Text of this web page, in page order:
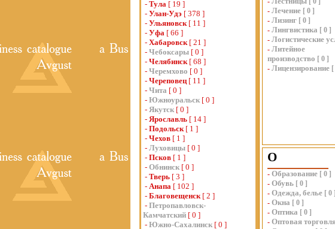
- Тула [ 19 ]
- Улан-Удэ [ 378 ]
- Ульяновск[ 11 ]
- Уфа [ 66 ]
- Хабаровск[ 21 ]
- Чебоксары [ 0 ]
- Челябинск[ 68 ]
- Черемхово [ 0 ]
- Череповец[ 11 ]
- Чита [ 0 ]
- Южноуральск [ 0 ]
- Якутск [ 0 ]
- Ярославль [ 14 ]
- Подольск[ 1 ]
- Чехов [ 1 ]
- Луховицы [ 0 ]
- Псков [ 1 ]
- Обнинск [ 0 ]
- Тверь [ 3 ]
- Анапа [ 102 ]
- Благовещенск[ 2 ]
- Петропавловск-
Камчатский [ 0 ]
- Южно-Сахалинск [ 0 ]
- Лечение [ 0 ]
- Лизинг [ 0 ]
- Лингвистика [ 0 ]
- Логистические
- Литейное
производство [ 0 ]
- Лицензирование [
О
- Образование [ 0 ]
- Обувь [ 0 ]
- Одежда, белье [ 0 ]
- Окна [ 0 ]
- Оптика [ 0 ]
- Оптовая